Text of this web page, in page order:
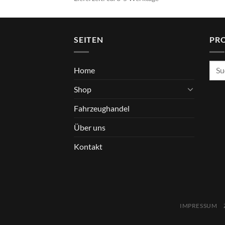
SEITEN
Home
Shop
Fahrzeughandel
Über uns
Kontakt
Suche
IMPRESSUM